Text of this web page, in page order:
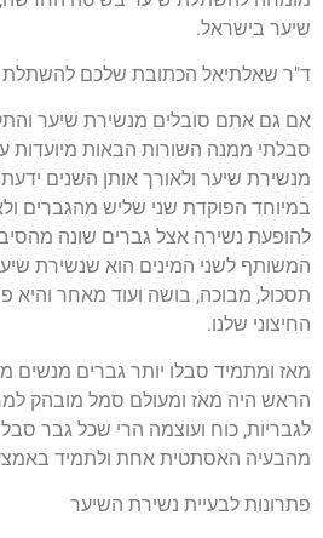
שיער בישראל.
ד"ר שאלתיאל הכתובת שלכם להשתלת
אם גם אתם סובלים מנשירת שיער
סבלתי ממנה השורות הבאות מיועדות
מנשירת שיער ולאורך אותן השנים
במיוחד הפוקדת שני שליש מהגברים
להופעת נשירה אצל גברים שונה
המשותף לשני המינים הוא שנשירת
תסכול, מבוכה, בושה ועוד מאחר והיא
החיצוני שלנו.
מאז ומתמיד סבלו יותר גברים מנשים
הראש היה מאז ומעולם סמל מובהק
לגבריות, כוח ועוצמה הרי שכל גבר
מהבעיה האסתטית אחת ולתמיד
פתרונות לבעיית נשירת השיער